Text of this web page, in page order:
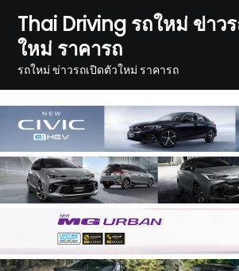
content
Thai Driving รถใหม่ ข่าว
ใหม่ ราคารถ
รถใหม่ ข่าวรถเปิดตัวใหม่ ราคารถ